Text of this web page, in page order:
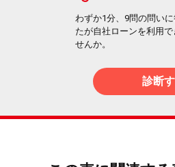
わずか1分、9問の問い
たが自社ローンを利用
せんか。
診断